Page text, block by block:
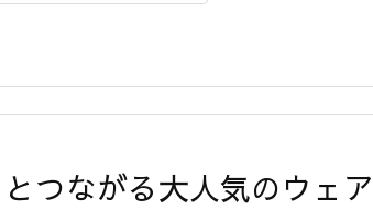
つながる大人気のウェ